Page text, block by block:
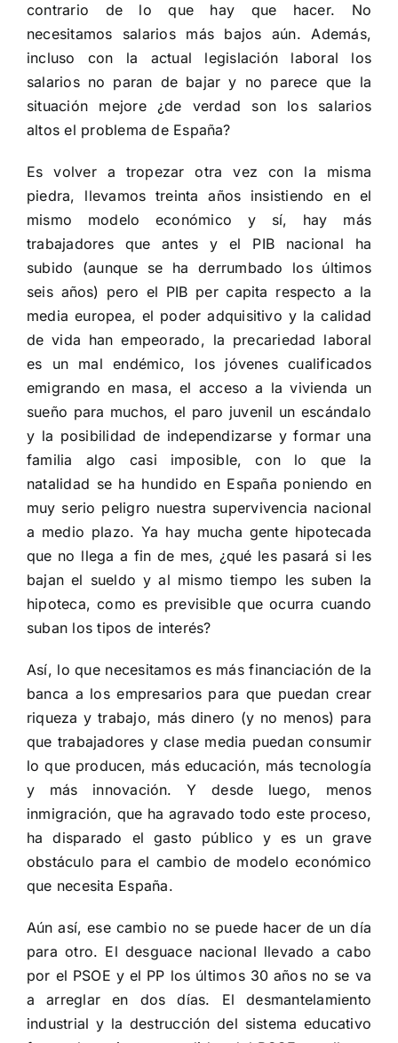
contrario de lo que hay que hacer. No
necesitamos salarios más bajos aún. Además,
incluso con la actual legislación laboral los
salarios no paran de bajar y no parece que la
situación mejore ¿de verdad son los salarios
altos el problema de España?
Es volver a tropezar otra vez con la misma
piedra, llevamos treinta años insistiendo en el
mismo modelo económico y sí, hay más
trabajadores que antes y el PIB nacional ha
subido (aunque se ha derrumbado los últimos
seis años) pero el PIB per capita respecto a la
media europea, el poder adquisitivo y la calidad
de vida han empeorado, la precariedad laboral
es un mal endémico, los jóvenes cualificados
emigrando en masa, el acceso a la vivienda un
sueño para muchos, el paro juvenil un escándalo
y la posibilidad de independizarse y formar una
familia algo casi imposible, con lo que la
natalidad se ha hundido en España poniendo en
muy serio peligro nuestra supervivencia nacional
a medio plazo. Ya hay mucha gente hipotecada
que no llega a fin de mes, ¿qué les pasará si les
bajan el sueldo y al mismo tiempo les suben la
hipoteca, como es previsible que ocurra cuando
suban los tipos de interés?
Así, lo que necesitamos es más financiación de la
banca a los empresarios para que puedan crear
riqueza y trabajo, más dinero (y no menos) para
que trabajadores y clase media puedan consumir
lo que producen, más educación, más tecnología
y más innovación. Y desde luego, menos
inmigración, que ha agravado todo este proceso,
ha disparado el gasto público y es un grave
obstáculo para el cambio de modelo económico
que necesita España.
Aún así, ese cambio no se puede hacer de un día
para otro. El desguace nacional llevado a cabo
por el PSOE y el PP los últimos 30 años no se va
a arreglar en dos días. El desmantelamiento
industrial y la destrucción del sistema educativo